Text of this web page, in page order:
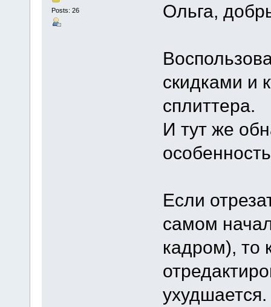
Posts: 26 Ольга,
скидками и
сплиттера.
И тут же
Если
самом
кадром), то